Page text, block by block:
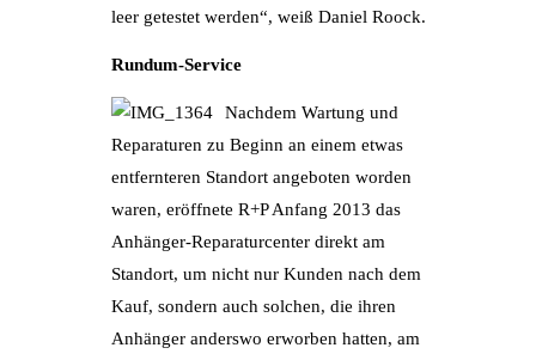
leer getestet werden“, weiß Daniel Roock.
Rundum-Service
Nachdem Wartung und
Reparaturen zu Beginn an einem etwas
entfernteren Standort angeboten worden
waren, eröffnete R+P Anfang 2013 das
Anhänger-Reparaturcenter direkt am
Standort, um nicht nur Kunden nach dem
Kauf, sondern auch solchen, die ihren
Anhänger anderswo erworben hatten, am